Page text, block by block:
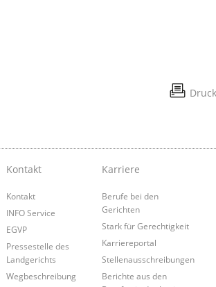
Kontakt
Kontakt
INFO Service
EGVP
Pressestelle des
Landgerichts
Wegbeschreibung
Karriere
Berufe bei den
Gerichten
Stark für Gerechtigkeit
Karriereportal
Stellenausschreibungen
Berichte aus den